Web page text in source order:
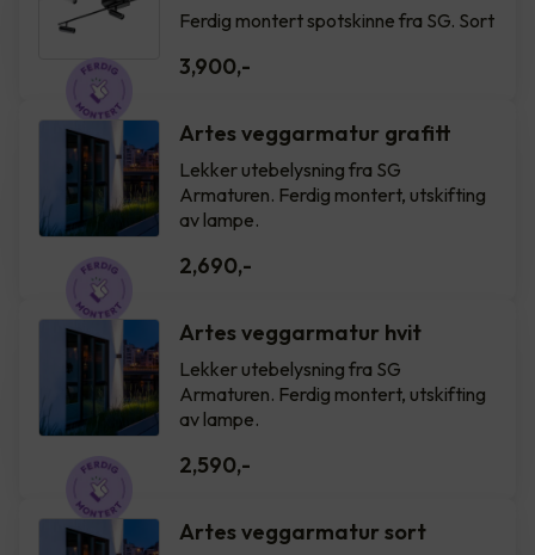
Ferdig montert spotskinne fra SG. Sort
3,900,-
Artes veggarmatur grafitt
Lekker utebelysning fra SG
Armaturen. Ferdig montert, utskifting
av lampe.
2,690,-
Artes veggarmatur hvit
Lekker utebelysning fra SG
Armaturen. Ferdig montert, utskifting
av lampe.
2,590,-
Artes veggarmatur sort